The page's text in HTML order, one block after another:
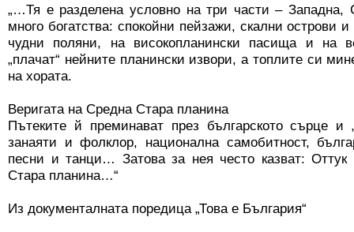
„…Тя е разделена условно на три части –
много богатства: спокойни пейзажи, скални острови
чудни поляни, на високопланински пасища и на
„плачат“ нейните планински извори, а топлите си
на хората.
Веригата на Средна Стара планина
Пътеките й преминават през българското сърце и
занаяти и фолклор, национална самобитност,
песни и танци… Затова за нея често казват:
Стара планина…“
Из документалната поредица „Това е България“